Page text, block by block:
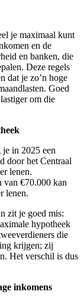
je maximaal kunt
en de
en banken, die
Deze regels
dat je zo’n hoge
Goed
om die
in 2025 een
door het Centraal
lenen.
van €70.000 kan
lenen.
zit je goed mis:
hypotheek
die
krijgen; zij
Het verschil is dus
inkomens